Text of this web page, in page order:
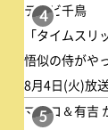
4
テレビ千鳥
「タイムス
悟似の侍がや
8月4日(火)放
5
マツコ＆有吉
大空
午後
科捜